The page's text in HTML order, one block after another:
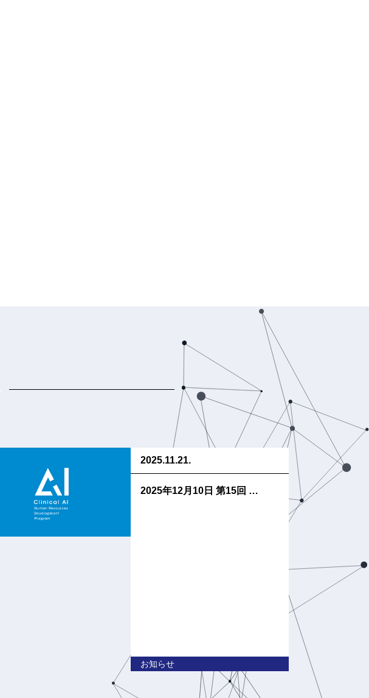
2025.11.21.
2025年12月10日 第15回 …
お知らせ